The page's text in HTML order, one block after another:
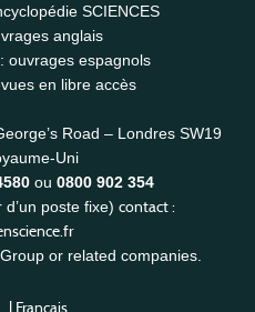
SCIENCES
anglais
ouvrages espagnols
en libre accès
Road – Londres SW19
Uni
ou 0800 902 354
poste fixe) contact :
or related companies.
| Français